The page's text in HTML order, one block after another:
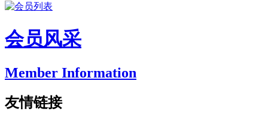
会员风采
Member Information
友情链接